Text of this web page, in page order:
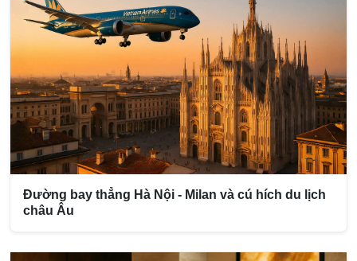
Đường bay thẳng Hà Nội - Milan và cú hích du lịch
châu Âu